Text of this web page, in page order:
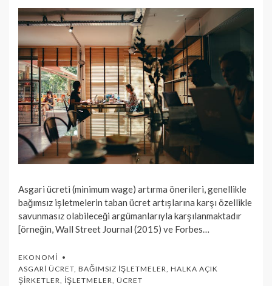
Asgari ücreti (minimum wage) artırma önerileri, genellikle
bağımsız işletmelerin taban ücret artışlarına karşı özellikle
savunmasız olabileceği argümanlarıyla karşılanmaktadır
[örneğin, Wall Street Journal (2015) ve Forbes…
EKONOMI
ASGARI ÜCRET, BAĞIMSIZ İŞLETMELER, HALKA AÇIK
ŞIRKETLER, İŞLETMELER, ÜCRET